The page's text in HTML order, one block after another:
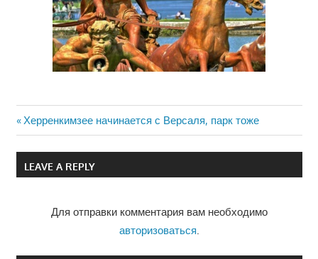
Навигация
по
Previous
Post:
Херренкимзее начинается с Версаля, парк тоже
LEAVE A REPLY
Для отправки комментария вам необходимо
авторизоваться